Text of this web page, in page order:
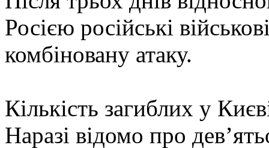
Росією російські
комбіновану атаку.
Кількість загиблих у
Наразі відомо про